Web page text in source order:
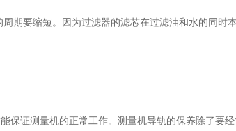
要缩短。因为过滤器的滤芯在过滤油和水的同时
保证测量机的正常工作。测量机导轨的保养除了要